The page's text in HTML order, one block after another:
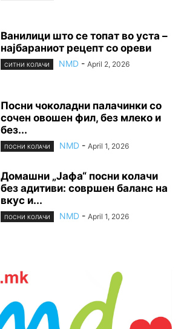
Ванилици што се топат во уста –
најбараниот рецепт со ореви
СИТНИ КОЛАЧИ NMD - April 2, 2026
Посни чоколадни палачинки со
сочен овошен фил, без млеко и
без...
ПОСНИ КОЛАЧИ NMD - April 1, 2026
Домашни „Јафа“ посни колачи
без адитиви: совршен баланс на
вкус и...
ПОСНИ КОЛАЧИ NMD - April 1, 2026